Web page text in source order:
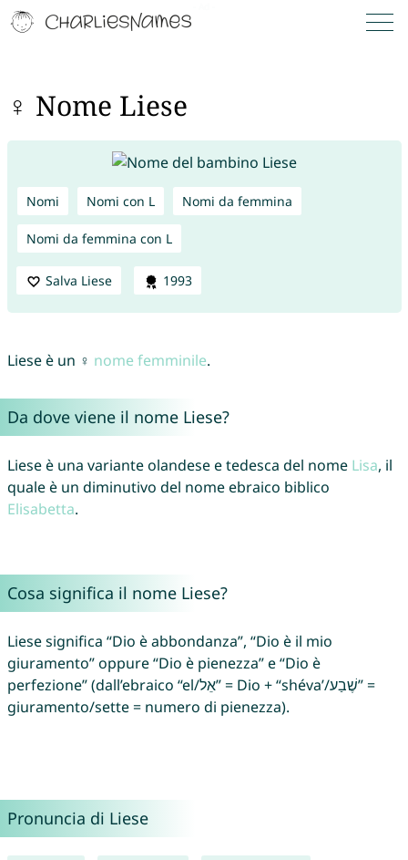
♀ Nome Liese
Nomi Nomi con L Nomi da femmina
Nomi da femmina con L
Salva Liese 1993
Liese è un ♀ nome femminile.
Da dove viene il nome Liese?
Liese è una variante olandese e tedesca del nome Lisa, il
quale è un diminutivo del nome ebraico biblico
Elisabetta.
Cosa significa il nome Liese?
Liese significa “Dio è abbondanza”, “Dio è il mio
giuramento” oppure “Dio è pienezza” e “Dio è
perfezione” (dall’ebraico “el/אֵל” = Dio + “shéva’/שֶׁבַע” =
giuramento/sette = numero di pienezza).
Pronuncia di Liese